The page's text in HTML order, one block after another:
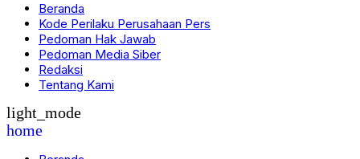
Beranda
Kode Perilaku Perusahaan Pers
Pedoman Hak Jawab
Pedoman Media Siber
Redaksi
Tentang Kami
light_mode
home